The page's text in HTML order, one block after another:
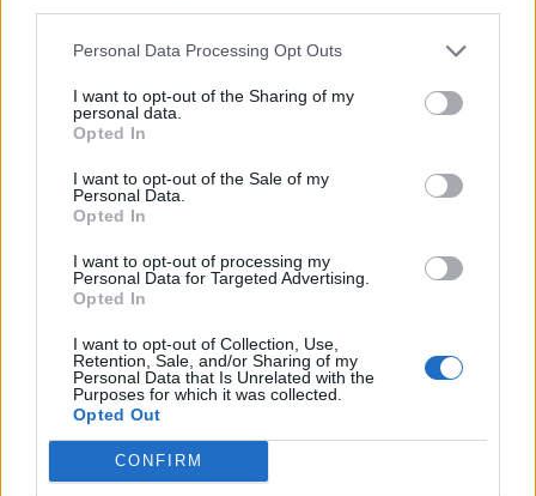
Personal Data Processing Opt Outs
I want to opt-out of the Sharing of my
personal data.
Opted In
I want to opt-out of the Sale of my
Personal Data.
Opted In
I want to opt-out of processing my
Personal Data for Targeted Advertising.
Opted In
I want to opt-out of Collection, Use,
Retention, Sale, and/or Sharing of my
Personal Data that Is Unrelated with the
Purposes for which it was collected.
Opted Out
CONFIRM
ιστορία, την οικονομία και τις
γεύσεις του χωριού
ΤΑΞΙΔΙΑ
Βόλτα στην Κουρνέλα!
Ένας από τους αγαπημένους
προορισμούς για τους λάτρεις της
φύσης και για όσους θέλουν να
γνωρίσουν το νησί από
Έσβησε ένα ξεχωριστό κομμάτι
της ιστορίας του Πολιχνίτου
Θλίψη για την απώλεια του
Ελευθέριου Συκά, του ανθρώπου
που συνέδεσε το όνομά του με τα
αναψυκτικά ΚΡΥΣΤΑΛ, την
ευγένεια και τη γενναιοδωρία